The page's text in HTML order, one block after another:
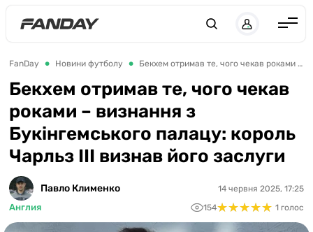
Іспанія
Німеччина
Італія
Франція
FanDay Новини футболу Бекхем отримав те, чого чекав роками – визнання з Букінгемського палацу: король Чарльз III визнав його заслуги
Бекхем отримав те, чого чекав
роками – визнання з
Букінгемського палацу: король
Чарльз III визнав його заслуги
Павло Клименко
Англия
14 червня 2025, 17:25
154★★★★★
★★★★★ 1 голос